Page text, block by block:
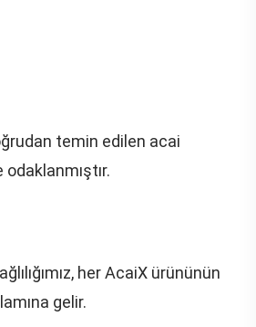
temin edilen acai
her AcaiX ürününün
gelir.